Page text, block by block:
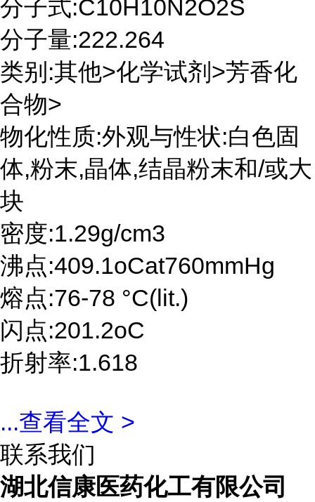
分子式:C10H10N2O2S
分子量:222.264
类别:其他>化学试剂>芳香化
合物>
物化性质:外观与性状:白色固
体,粉末,晶体,结晶粉末和/或大
块
密度:1.29g/cm3
沸点:409.1oCat760mmHg
熔点:76-78 °C(lit.)
闪点:201.2oC
折射率:1.618
...查看全文 >
联系我们
湖北信康医药化工有限公司